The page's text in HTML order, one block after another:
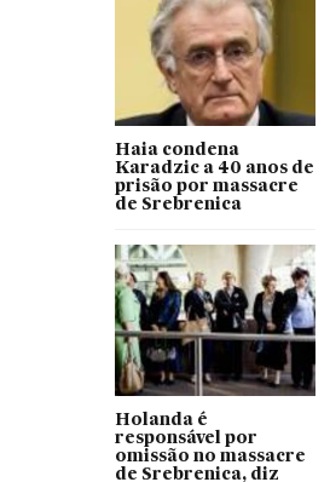
Haia condena
Karadzic a 40 anos de
prisão por massacre
de Srebrenica
Holanda é
responsável por
omissão no massacre
de Srebrenica, diz